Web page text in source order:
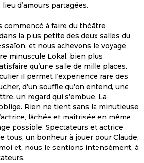
d’amours partagées.
commencé à faire du théâtre
la plus petite des deux salles du
et nous achevons le voyage
minuscule Lokal, bien plus
qu’une salle de mille places.
il permet l’expérience rare des
d’un souffle qu’on entend, une
un regard qui s’embue. La
Rien ne tient sans la minutieuse
lâchée et maîtrisée en même
possible. Spectateurs et actrice
tous, un bonheur à jouer pour Claude,
et, nous le sentions intensément, à